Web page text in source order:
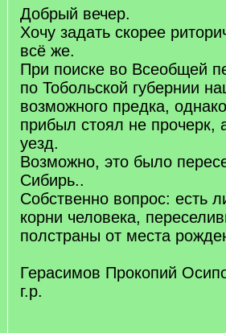
Добрый вечер.
Хочу задать скорее
всё же.
При поиске во Всеобщей
по Тобольской губернии
возможного предка,
прибыл стоял не прочерк,
уезд.
Возможно, это было
Сибирь..
Собственно вопрос: есть
корни человека,
полстраны от места
Герасимов Прокопий
г.р.